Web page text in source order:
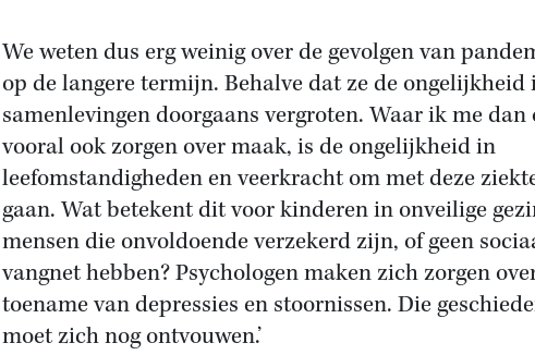
We weten dus erg weinig over de gevolgen van
op de langere termijn. Behalve dat ze de ongelijkheid
samenlevingen doorgaans vergroten. Waar ik me dan
vooral ook zorgen over maak, is de ongelijkheid in
leefomstandigheden en veerkracht om met deze
gaan. Wat betekent dit voor kinderen in onveilige
mensen die onvoldoende verzekerd zijn, of geen
vangnet hebben? Psychologen maken zich zorgen
toename van depressies en stoornissen. Die
moet zich nog ontvouwen.’